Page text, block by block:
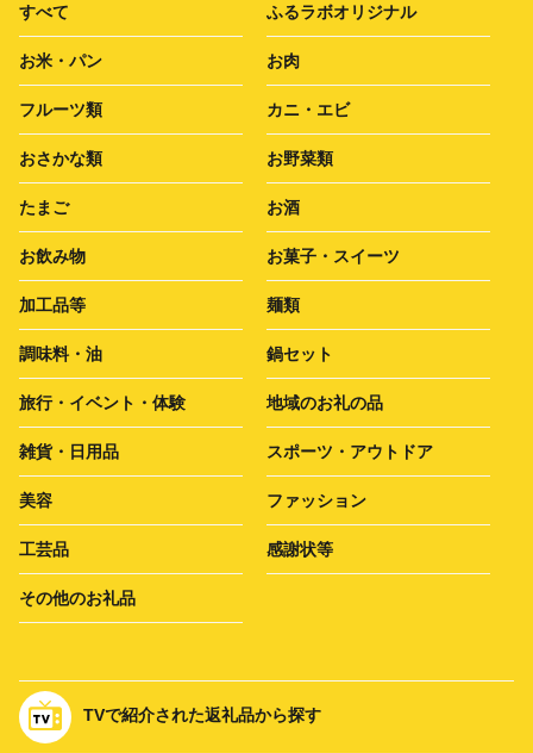
すべて ふるラボオリジナル
お米・パン お肉
フルーツ類 カニ・エビ
おさかな類 お野菜類
たまご お酒
お飲み物 お菓子・スイーツ
加工品等 麺類
調味料・油 鍋セット
旅行・イベント・体験 地域のお礼の品
雑貨・日用品 スポーツ・アウトドア
美容 ファッション
工芸品 感謝状等
その他のお礼品
TVで紹介された返礼品から探す